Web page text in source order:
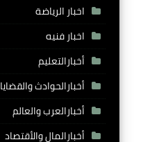
اخبار الرياضة
اخبار فنيه
أخبارالتعليم
أخبارالحوادث والقضايا
أخبارالعرب والعالم
أخبارالمال والأقتصاد